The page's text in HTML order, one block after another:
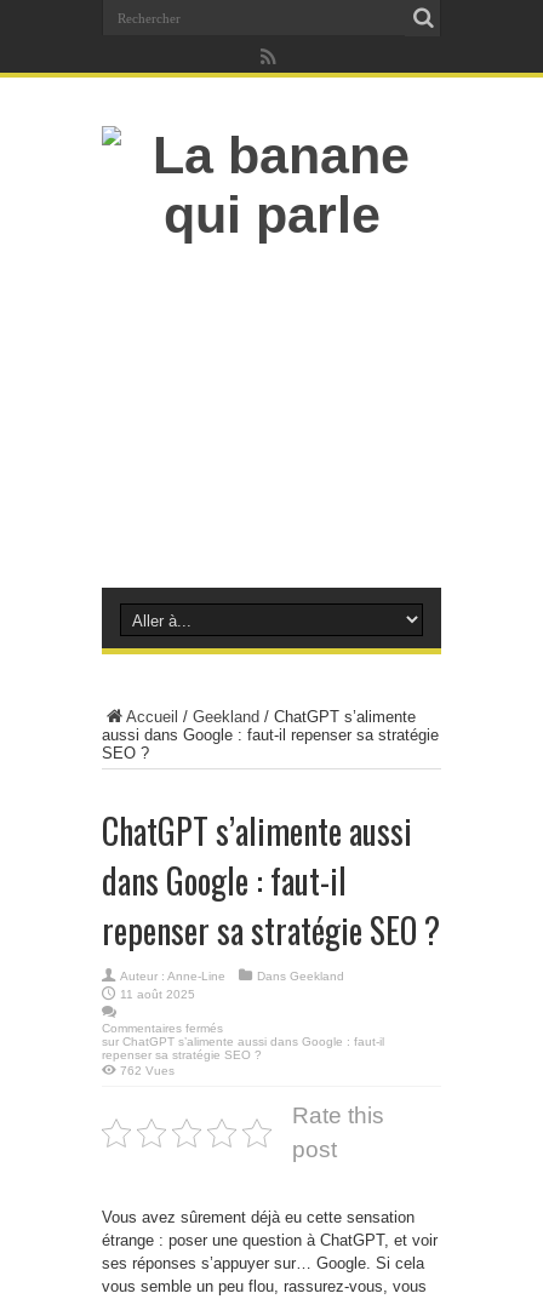
Accueil / Geekland / ChatGPT s’alimente
aussi dans Google : faut-il repenser sa stratégie
SEO ?
ChatGPT s’alimente aussi
dans Google : faut-il
repenser sa stratégie SEO ?
Auteur : Anne-Line Dans Geekland
11 août 2025
Commentaires fermés
sur ChatGPT s’alimente aussi dans Google : faut-il
repenser sa stratégie SEO ?
762 Vues
Rate this
post
Vous avez sûrement déjà eu cette sensation
étrange : poser une question à ChatGPT, et voir
ses réponses s’appuyer sur… Google. Si cela
vous semble un peu flou, rassurez-vous, vous